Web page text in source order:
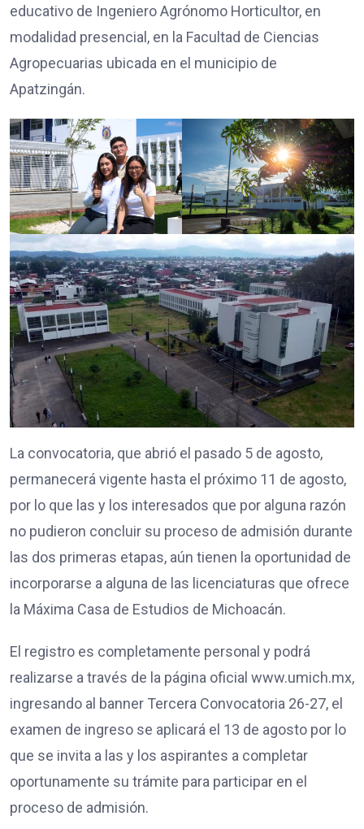
educativo de Ingeniero Agrónomo Horticultor, en
modalidad presencial, en la Facultad de Ciencias
Agropecuarias ubicada en el municipio de
Apatzingán.
La convocatoria, que abrió el pasado 5 de agosto,
permanecerá vigente hasta el próximo 11 de agosto,
por lo que las y los interesados que por alguna razón
no pudieron concluir su proceso de admisión durante
las dos primeras etapas, aún tienen la oportunidad de
incorporarse a alguna de las licenciaturas que ofrece
la Máxima Casa de Estudios de Michoacán.
El registro es completamente personal y podrá
realizarse a través de la página oficial www.umich.mx,
ingresando al banner Tercera Convocatoria 26-27, el
examen de ingreso se aplicará el 13 de agosto por lo
que se invita a las y los aspirantes a completar
oportunamente su trámite para participar en el
proceso de admisión.